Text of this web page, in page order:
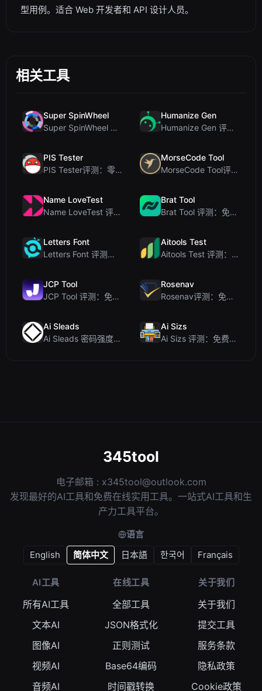
型用例。适合 Web 开发者和 API 设计人员。
相关工具
Super SpinWheel
Super SpinWheel 评测：隐私优先的免费转盘随机选择工具
Humanize Gen
Humanize Gen 评测：深入探讨这款免费的 AI 人性化工具
PIS Tester
PIS Tester评测：零AI的友谊测试，揭露假朋友
MorseCode Tool
MorseCode Tool评测：带音频和灯光的免费在线文本转摩斯密码转换器
Name LoveTest
Name LoveTest 评测：一款优先保护隐私的爱情计算器，支持生成可分享图片
Brat Tool
Brat Tool 评测：免费在线 Charli XCX 风格 Brat 文字生成器
Letters Font
Letters Font 评测：免费 Unicode 字体生成器，适用于 Instagram 及更多...
Aitools Test
Aitools Test 评测：免费的基于浏览器的 AI 检测器、Token 计数器及成本估算器
JCP Tool
JCP Tool 评测：免费的客户端数据格式转换工具（支持 JSON、CSV、YAML、XML）
Rosenav
Rosenav评测：免费在线余弦相似度检查器与文本差异工具
Ai Sleads
Ai Sleads 密码强度检查器评测：零上传、实时熵分析
Ai Sizs
Ai Sizs 评测：免费、私密的图像相似度与模糊检测工具
345tool
电子邮箱 : x345tool@outlook.com
发现最好的AI工具和免费在线实用工具。一站式AI工具和生
产力工具平台。
语言
English
简体中文 日本語 한국어 Français
AI工具
所有AI工具
文本AI
图像AI
视频AI
音频AI
在线工具
全部工具
JSON格式化
正则测试
Base64编码
时间戳转换
关于我们
关于我们
提交工具
服务条款
隐私政策
Cookie政策